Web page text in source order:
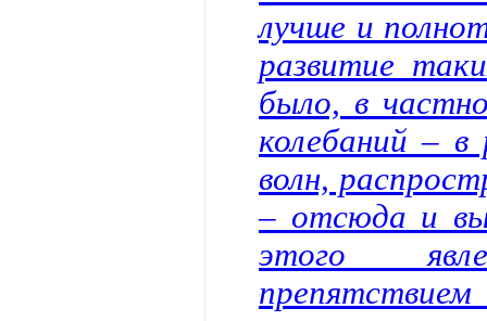
лучше и
развитие
было, в
колебаний – в
волн,
– отсюда и
этого